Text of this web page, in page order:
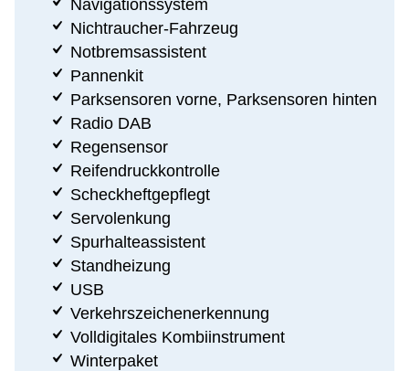
Navigationssystem
Nichtraucher-Fahrzeug
Notbremsassistent
Pannenkit
Parksensoren vorne, Parksensoren hinten
Radio DAB
Regensensor
Reifendruckkontrolle
Scheckheftgepflegt
Servolenkung
Spurhalteassistent
Standheizung
USB
Verkehrszeichenerkennung
Volldigitales Kombiinstrument
Winterpaket